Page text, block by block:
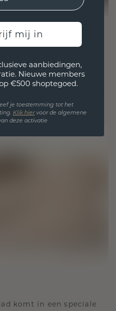
op verbinding,
de tand des tijds te
symbool van liefde en
om voor altijd te
komt in een speciale
mij in
aanbiedingen,
Nieuwe members
€500 shoptegoed.
je toestemming tot het
Klik hiervoor de algemene
deze activatie